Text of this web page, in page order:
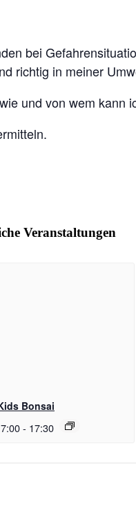
bei
richtig in meiner
und von wem kann
Veranstaltungen
Bonsai
- 17:30